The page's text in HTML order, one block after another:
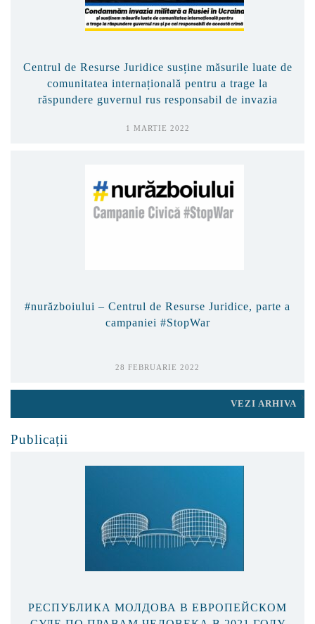
Centrul de Resurse Juridice susține măsurile luate de
comunitatea internațională pentru a trage la
răspundere guvernul rus responsabil de invazia
1 MARTIE 2022
#nurăzboiului – Centrul de Resurse Juridice, parte a
campaniei #StopWar
28 FEBRUARIE 2022
VEZI ARHIVA
Publicații
РЕСПУБЛИКА МОЛДОВА В ЕВРОПЕЙСКОМ